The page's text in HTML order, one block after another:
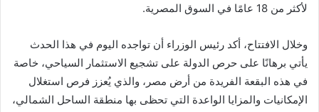
لأكثر من 18 عامًا في السوق المصرية.
وخلال الافتتاح، أكد رئيس الوزراء أن تواجده اليوم في هذا الحدث
يأتي برهانًا على حرص الدولة على تشجيع الاستثمار السياحي، خاصة
في هذه البقعة الفريدة من أرض مصر، والذي يُعزز فرص استغلال
الإمكانيات والمزايا الواعدة التي تحظى بها منطقة الساحل الشمالي،